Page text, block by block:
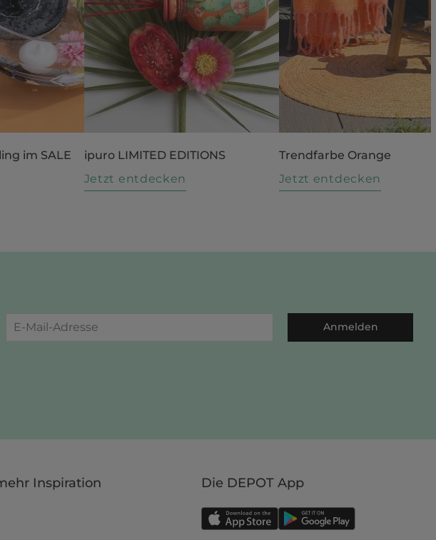
im SALE
ipuro LIMITED EDITIONS
Jetzt entdecken
Trendfarbe Orange
Jetzt entdecken
Anmelden
Inspiration Die DEPOT App